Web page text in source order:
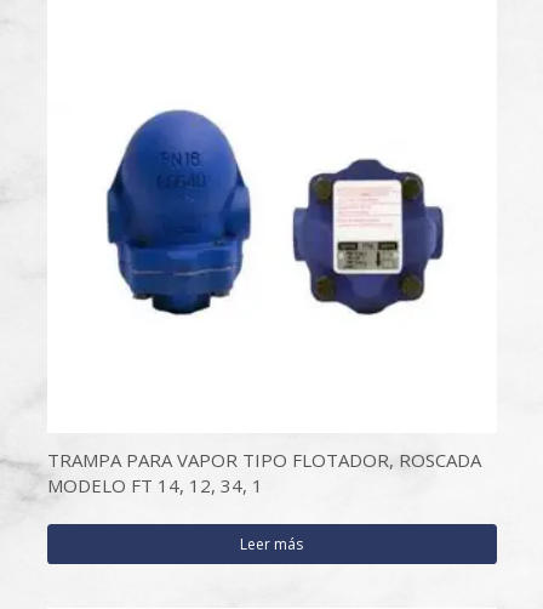
TRAMPA PARA VAPOR TIPO FLOTADOR, ROSCADA
MODELO FT 14, 12, 34, 1
Leer más